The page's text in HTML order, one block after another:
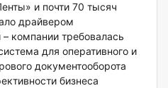
и почти 70 тысяч
драйвером
компании требовалась
для оперативного и
документооборота
бизнеса